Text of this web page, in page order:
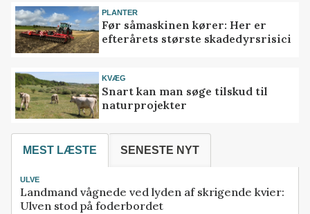
PLANTER
Før såmaskinen kører: Her er
efterårets største skadedyrsrisici
KVÆG
Snart kan man søge tilskud til
naturprojekter
MEST LÆSTE SENESTE NYT
ULVE
Landmand vågnede ved lyden af skrigende kvier:
Ulven stod på foderbordet